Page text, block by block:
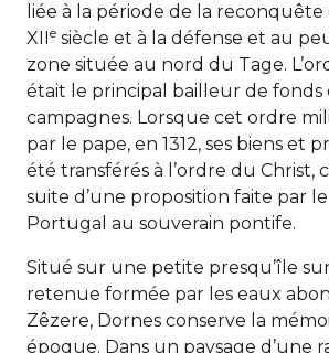
liée à la période de la
XIIe siècle et à la défense et au
zone située au nord du Tage.
était le principal bailleur de fonds
campagnes. Lorsque cet ordre
par le pape, en 1312, ses biens et
été transférés à l’ordre du Christ,
suite d’une proposition faite par
Portugal au souverain pontife.
Situé sur une petite presqu’île
retenue formée par les eaux
Zêzere, Dornes conserve la
époque. Dans un paysage d’une